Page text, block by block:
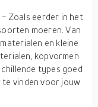
- Zoals eerder in het
moeren. Van
en kleine
kopvormen
types goed
vinden voor jouw